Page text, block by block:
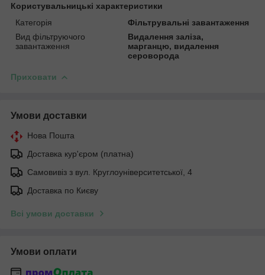
Користувальницькі характеристики
Категорія
Фільтрувальні завантаження
Вид фільтруючого
завантаження
Видалення заліза,
марганцю, видалення
сероворода
Приховати
Умови доставки
Нова Пошта
Доставка кур'єром (платна)
Самовивіз з вул. Круглоуніверситетської, 4
Доставка по Києву
Всі умови доставки
Умови оплати